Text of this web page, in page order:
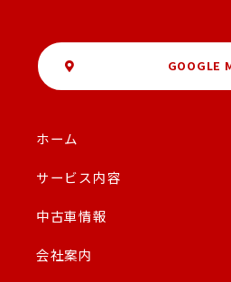
GOOGLE
ホーム
サービス内容
中古車情報
会社案内